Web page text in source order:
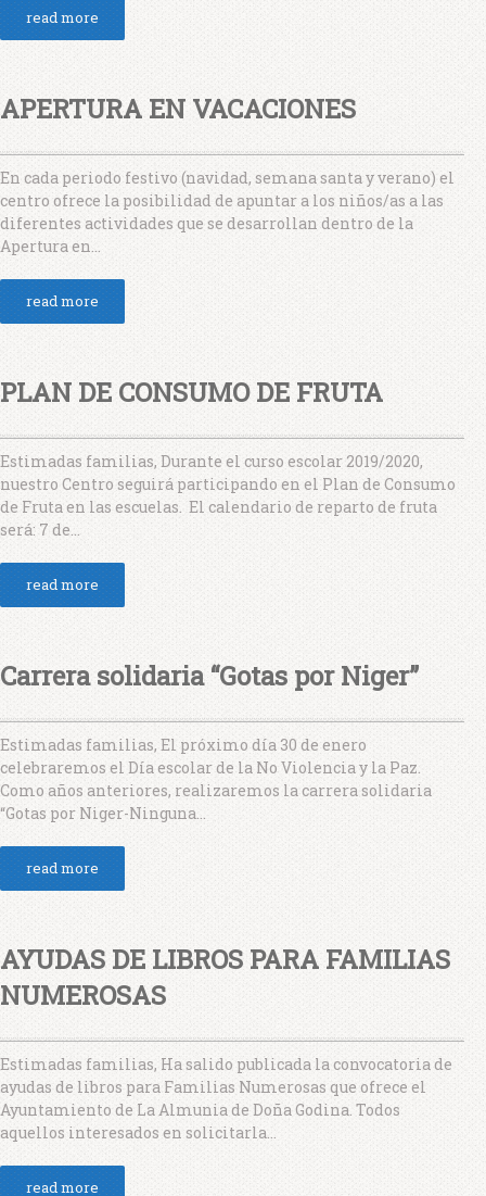
read more
APERTURA EN VACACIONES
En cada periodo festivo (navidad, semana santa y verano) el
centro ofrece la posibilidad de apuntar a los niños/as a las
diferentes actividades que se desarrollan dentro de la
Apertura en...
read more
PLAN DE CONSUMO DE FRUTA
Estimadas familias, Durante el curso escolar 2019/2020,
nuestro Centro seguirá participando en el Plan de Consumo
de Fruta en las escuelas. El calendario de reparto de fruta
será: 7 de...
read more
Carrera solidaria “Gotas por Niger”
Estimadas familias, El próximo día 30 de enero
celebraremos el Día escolar de la No Violencia y la Paz.
Como años anteriores, realizaremos la carrera solidaria
“Gotas por Niger-Ninguna...
read more
AYUDAS DE LIBROS PARA FAMILIAS
NUMEROSAS
Estimadas familias, Ha salido publicada la convocatoria de
ayudas de libros para Familias Numerosas que ofrece el
Ayuntamiento de La Almunia de Doña Godina. Todos
aquellos interesados en solicitarla...
read more